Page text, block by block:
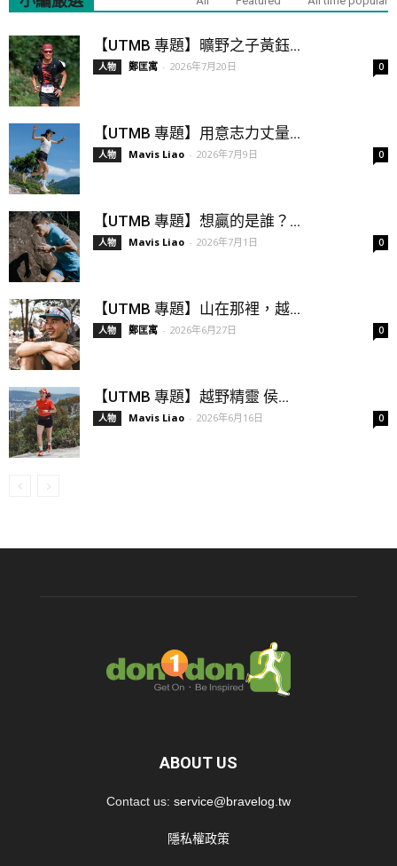
【UTMB 專題】曠野之子黃鈺...
人物 鄭匡寓 - 2026年7月20日 0
【UTMB 專題】用意志力丈量...
人物 Mavis Liao - 2026年7月9日 0
【UTMB 專題】想贏的是誰？...
人物 Mavis Liao - 2026年7月1日 0
【UTMB 專題】山在那裡，越...
人物 鄭匡寓 - 2026年6月27日 0
【UTMB 專題】越野精靈 侯...
人物 Mavis Liao - 2026年6月16日 0
ABOUT US
Contact us: service@bravelog.tw
隱私權政策